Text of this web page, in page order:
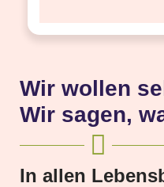
Wir wollen
Wir sagen,
In allen